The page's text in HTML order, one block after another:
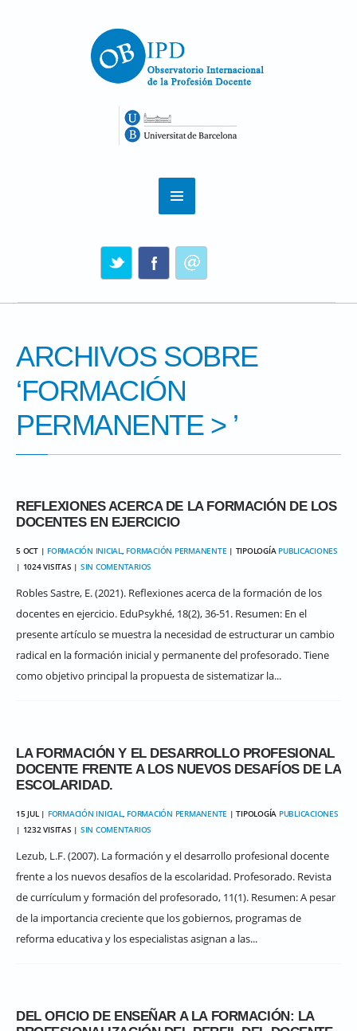
ARCHIVOS SOBRE
‘FORMACIÓN
PERMANENTE> ’
REFLEXIONES ACERCA DE LA FORMACIÓN DE LOS
DOCENTES EN EJERCICIO
5 OCT | FORMACIÓN INICIAL, FORMACIÓN PERMANENTE | TIPOLOGÍA PUBLICACIONES
| 1024 VISITAS | SIN COMENTARIOS
Robles Sastre, E. (2021). Reflexiones acerca de la formación de los
docentes en ejercicio. EduPsykhé, 18(2), 36-51. Resumen: En el
presente artículo se muestra la necesidad de estructurar un cambio
radical en la formación inicial y permanente del profesorado. Tiene
como objetivo principal la propuesta de sistematizar la...
LA FORMACIÓN Y EL DESARROLLO PROFESIONAL
DOCENTE FRENTE A LOS NUEVOS DESAFÍOS DE LA
ESCOLARIDAD.
15 JUL | FORMACIÓN INICIAL, FORMACIÓN PERMANENTE | TIPOLOGÍA PUBLICACIONES
| 1232 VISITAS | SIN COMENTARIOS
Lezub, L.F. (2007). La formación y el desarrollo profesional docente
frente a los nuevos desafíos de la escolaridad. Profesorado. Revista
de currículum y formación del profesorado, 11(1). Resumen: A pesar
de la importancia creciente que los gobiernos, programas de
reforma educativa y los especialistas asignan a las...
DEL OFICIO DE ENSEÑAR A LA FORMACIÓN: LA